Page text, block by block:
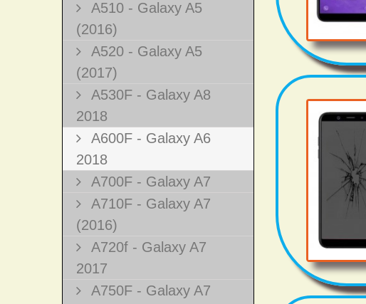
A510 - Galaxy A5
(2016)
A520 - Galaxy A5
(2017)
A530F - Galaxy A8
2018
A600F - Galaxy A6
2018
A700F - Galaxy A7
A710F - Galaxy A7
(2016)
A720f - Galaxy A7
2017
A750F - Galaxy A7